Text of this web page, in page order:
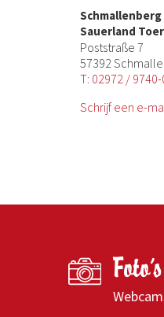
Schmallenberg
Sauerland
Poststraße 7
57392
T: 02972 / 9740-
Schrijf een e-